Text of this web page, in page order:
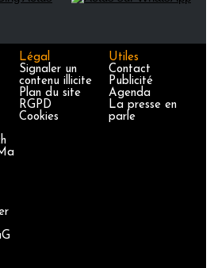
Légal
Signaler un
contenu illicite
Plan du site
RGPD
Cookies
Utiles
Contact
Publicité
Agenda
La presse en
parle